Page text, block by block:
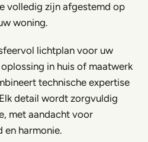
volledig zijn afgestemd op
woning.
lichtplan voor uw
in huis of maatwerk
technische expertise
detail wordt zorgvuldig
met aandacht voor
en harmonie.